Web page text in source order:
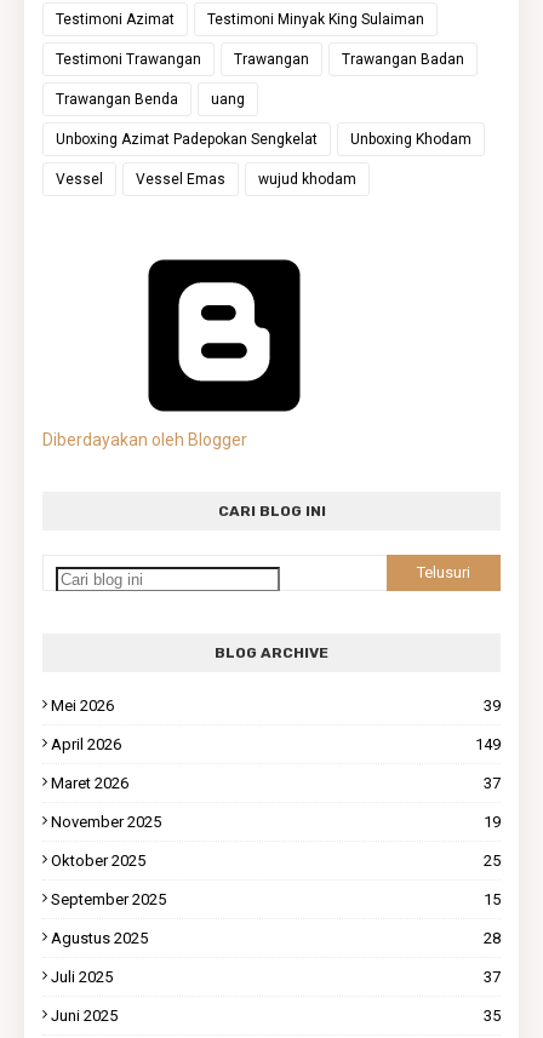
Testimoni Azimat Testimoni Minyak King Sulaiman
Testimoni Trawangan Trawangan Trawangan Badan
Trawangan Benda uang
Unboxing Azimat Padepokan Sengkelat Unboxing Khodam
Vessel Vessel Emas wujud khodam
Diberdayakan oleh Blogger
CARI BLOG INI
BLOG ARCHIVE
Mei 2026 39
April 2026 149
Maret 2026 37
November 2025 19
Oktober 2025 25
September 2025 15
Agustus 2025 28
Juli 2025 37
Juni 2025 35